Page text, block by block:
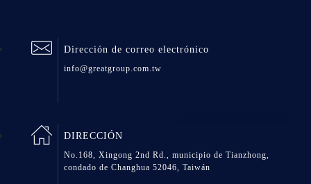
Dirección de correo electrónico
info@greatgroup.com.tw
DIRECCIÓN
No.168, Xingong 2nd Rd., municipio de Tianzhong,
condado de Changhua 52046, Taiwán